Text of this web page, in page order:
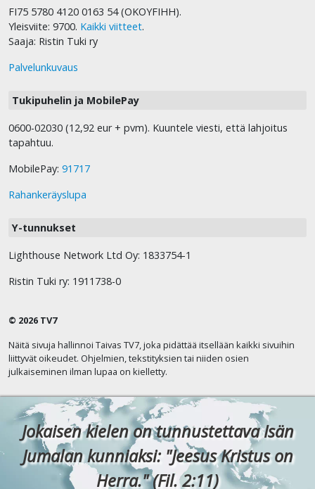
FI75 5780 4120 0163 54 (OKOYFIHH).
Yleisviite: 9700. Kaikki viitteet.
Saaja: Ristin Tuki ry
Palvelunkuvaus
Tukipuhelin ja MobilePay
0600-02030 (12,92 eur + pvm). Kuuntele viesti, että lahjoitus
tapahtuu.
MobilePay: 91717
Rahankeräyslupa
Y-tunnukset
Lighthouse Network Ltd Oy: 1833754-1
Ristin Tuki ry: 1911738-0
© 2026 TV7
Näitä sivuja hallinnoi Taivas TV7, joka pidättää itsellään kaikki sivuihin
liittyvät oikeudet. Ohjelmien, tekstityksien tai niiden osien
julkaiseminen ilman lupaa on kielletty.
Jokaisen kielen on tunnustettava Isän
Jumalan kunniaksi: "Jeesus Kristus on
Herra." (Fil. 2:11)